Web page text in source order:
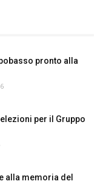
pronto alla
per il Gruppo
alla memoria del